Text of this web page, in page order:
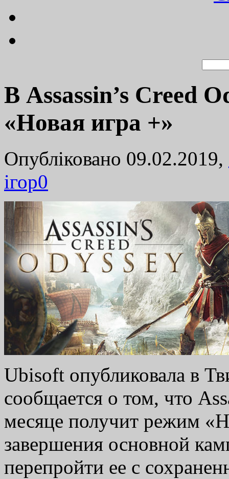
В Assassin’s Creed
«Новая игра +»
Опубліковано 09.02.2019,
ігор0
Ubisoft опубликовала в
сообщается о том, что
месяце получит режим
завершения основной
перепройти ее с